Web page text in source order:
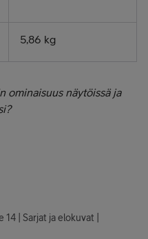
5,86 kg
ominaisuus näytöissä ja
| Sarjat ja elokuvat |